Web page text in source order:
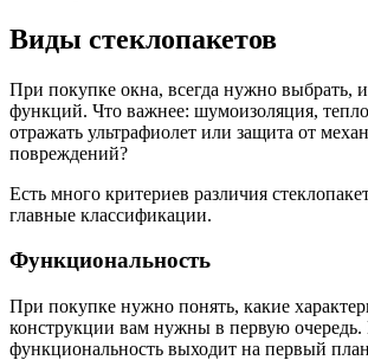
Виды стеклопакетов
При покупке окна, всегда нужно выбрать,
функций. Что важнее: шумоизоляция,
отражать ультрафиолет или защита от
повреждений?
Есть много критериев различия
главные классификации.
Функциональность
При покупке нужно понять, какие
конструкции вам нужны в первую очередь.
функциональность выходит на первый